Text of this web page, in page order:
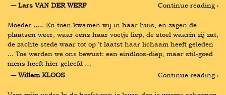
― Lars VAN DER WERF
Continue reading ›
Moeder ….. En toen kwamen wij in haar huis, en zagen de
plaatsen weer, waar eens haar voetje liep, de stoel waarin zij zat,
de zachte stede waar tot op 't laatst haar lichaam heeft geleden
... Toe werden we ons bewust: een eindloos-diep, maar stil-goed
mens heeft hier geleefd …
― Willem KLOOS
Continue reading ›